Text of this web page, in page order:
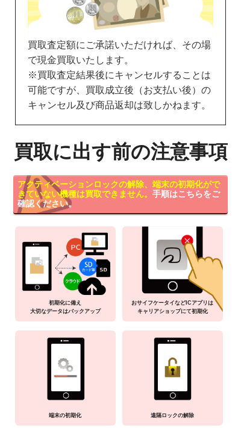
買取査定額にご承諾いただければ、その場
で現金買取いたします。
※買取査定結果後にキャンセルすることは
可能ですが、買取成立後（お支払い後）の
キャンセル及び商品返却は致しかねます。
買取に出す前の注意事項
アクティベーションロックの解除、端末の初期化がで
きていない機種は買取できません。 手順はこちらをご
確認ください。
初期化に備え
大切なデータはバックアップ
おサイフケータイなどICアプリは
キャリアショップにて初期化
端末の初期化 遠隔ロックの解除